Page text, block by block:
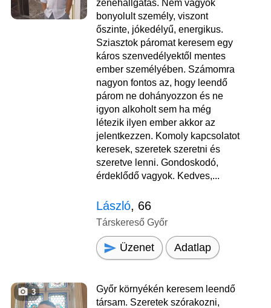
zenehallgatás. Nem vagyok
bonyolult személy, viszont
őszinte, jókedélyű, energikus.
Sziasztok páromat keresem egy
káros szenvedélyektől mentes
ember személyében. Számomra
nagyon fontos az, hogy leendő
párom ne dohányozzon és ne
igyon alkoholt sem ha még
létezik ilyen ember akkor az
jelentkezzen. Komoly kapcsolatot
keresek, szeretek szeretni és
szeretve lenni. Gondoskodó,
érdeklődő vagyok. Kedves,...
László, 66
Társkereső Győr
Üzenet Adatlap
3
Győr környékén keresem leendő
társam. Szeretek szórakozni,